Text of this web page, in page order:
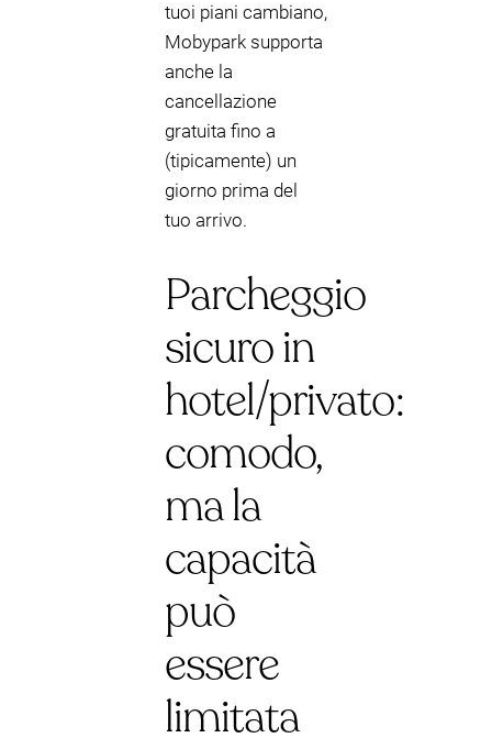
tuoi piani cambiano,
Mobypark supporta
anche la
cancellazione
gratuita fino a
(tipicamente) un
giorno prima del
tuo arrivo.
Parcheggio
sicuro in
hotel/privato:
comodo,
ma la
capacità
può
essere
limitata